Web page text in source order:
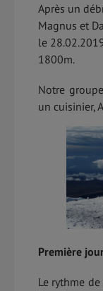
Après un
Magnus et
le
1800m.
Notre
un cuisinier,
Première
Le rythme